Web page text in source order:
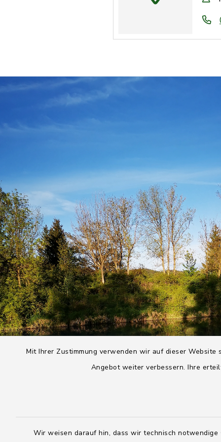
Mit Ihrer Zustimmung verwenden wir auf dieser
Angebot weiter verbessern. Ihre
Wir weisen darauf hin, dass wir technisch